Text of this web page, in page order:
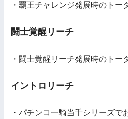
・覇王チャレンジ発展時のトー
闘士覚醒リーチ
・闘士覚醒リーチ発展時のトー
イントロリーチ
・パチンコ一騎当千シリーズで